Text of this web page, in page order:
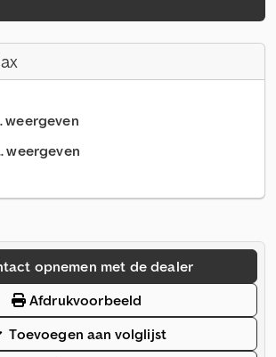
weergeven
weergeven
opnemen met de dealer
Afdrukvoorbeeld
Toevoegen aan volglijst